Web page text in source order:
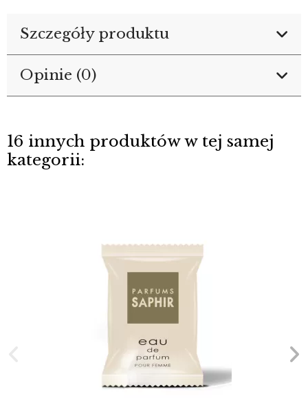
Szczegóły produktu
Opinie (0)
16 innych produktów w tej samej
kategorii: